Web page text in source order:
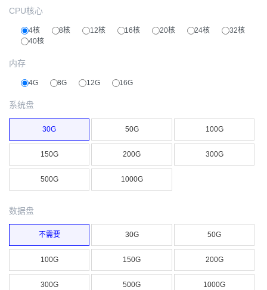
CPU核心
4核 8核 12核 16核 20核 24核
32核
40核
内存
4G 8G 12G 16G
系统盘
30G 50G 100G
150G 200G 300G
500G 1000G
数据盘
不需要 30G 50G
100G 150G 200G
300G 500G 1000G